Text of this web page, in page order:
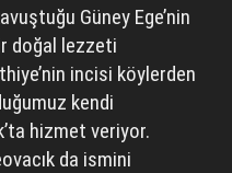
Güney Ege’nin
doğal lezzeti
incisi köylerden
kendi
hizmet veriyor.
da ismini